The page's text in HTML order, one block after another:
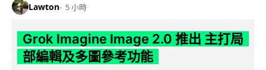
Lawton 5 小時
Grok Imagine Image 2.0 推出 主打局
部編輯及多圖參考功能